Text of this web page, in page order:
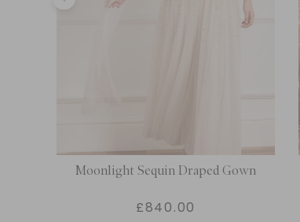
Moonlight Sequin Draped Gown
£840.00